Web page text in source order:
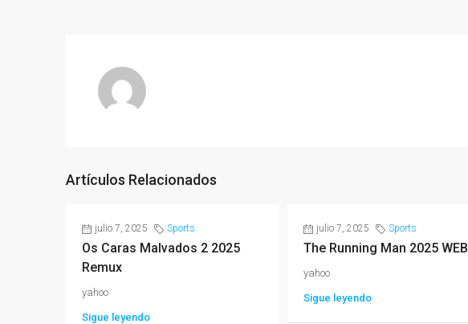
Artículos Relacionados
julio 7, 2025 Sports
Os Caras Malvados 2 2025
Remux
yahoo
Sigue leyendo
julio 7, 2025 Sports
The Running Man 2025 WEB
yahoo
Sigue leyendo